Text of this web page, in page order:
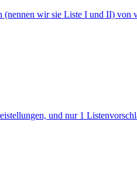
(nennen wir sie Liste I und II) von
und nur 1